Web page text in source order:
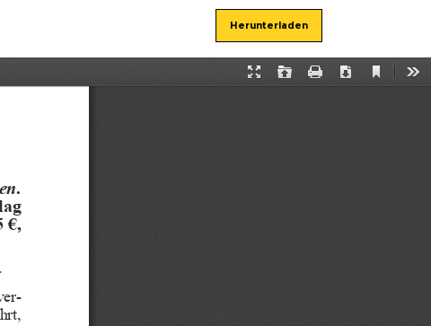
Herunterladen